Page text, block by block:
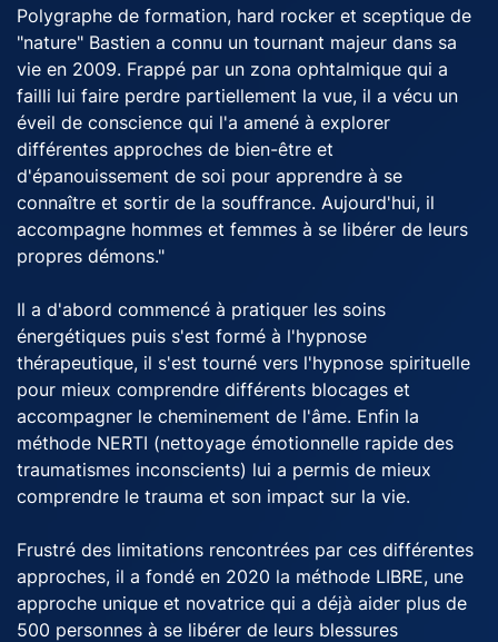
Polygraphe de formation, hard rocker et sceptique de
"nature" Bastien a connu un tournant majeur dans sa
vie en 2009. Frappé par un zona ophtalmique qui a
failli lui faire perdre partiellement la vue, il a vécu un
éveil de conscience qui l'a amené à explorer
différentes approches de bien-être et
d'épanouissement de soi pour apprendre à se
connaître et sortir de la souffrance. Aujourd'hui, il
accompagne hommes et femmes à se libérer de leurs
propres démons."
Il a d'abord commencé à pratiquer les soins
énergétiques puis s'est formé à l'hypnose
thérapeutique, il s'est tourné vers l'hypnose spirituelle
pour mieux comprendre différents blocages et
accompagner le cheminement de l'âme. Enfin la
méthode NERTI (nettoyage émotionnelle rapide des
traumatismes inconscients) lui a permis de mieux
comprendre le trauma et son impact sur la vie.
Frustré des limitations rencontrées par ces différentes
approches, il a fondé en 2020 la méthode LIBRE, une
approche unique et novatrice qui a déjà aider plus de
500 personnes à se libérer de leurs blessures